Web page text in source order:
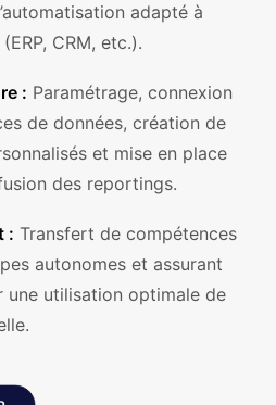
adapté à
CRM, etc.).
: Paramétrage, connexion
de données, création de
et mise en place
des reportings.
: Transfert de compétences
autonomes et assurant
une utilisation optimale de